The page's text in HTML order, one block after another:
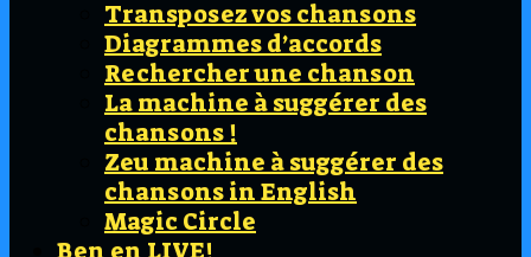
Transposez vos chansons
Diagrammes d’accords
Rechercher une chanson
La machine à suggérer des
chansons !
Zeu machine à suggérer des
chansons in English
Magic Circle